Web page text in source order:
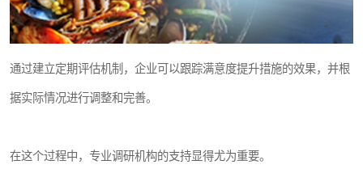
通过建立定期评估机制，企业可以跟踪满意度提升措施的效果，并根
据实际情况进行调整和完善。
在这个过程中，专业调研机构的支持显得尤为重要。